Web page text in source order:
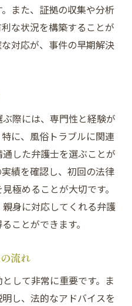
また、証拠の収集や分析
な状況を構築することが
対応が、事件の早期解決
際には、専門性と経験が
に、風俗トラブルに関連
した弁護士を選ぶことが
績を確認し、初回の法律
極めることが大切です。
身に対応してくれる弁護
ことができます。
流れ
して非常に重要です。ま
し、法的なアドバイスを